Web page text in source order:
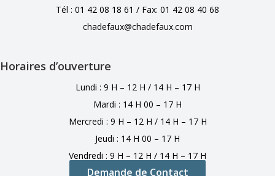
Tél : 01 42 08 18 61 / Fax: 01 42 08 40 68
chadefaux@chadefaux.com
Horaires d’ouverture
Lundi : 9 H – 12 H / 14 H – 17 H
Mardi : 14 H 00 – 17 H
Mercredi : 9 H – 12 H / 14 H – 17 H
Jeudi : 14 H 00 – 17 H
Vendredi : 9 H – 12 H / 14 H – 17 H
Demande de Contact